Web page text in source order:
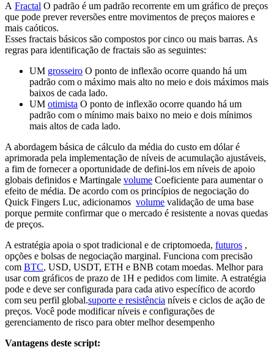
A Fractal O padrão é um padrão recorrente em um gráfico de preços
que pode prever reversões entre movimentos de preços maiores e
mais caóticos.
Esses fractais básicos são compostos por cinco ou mais barras. As
regras para identificação de fractais são as seguintes:
UM grosseiro O ponto de inflexão ocorre quando há um
padrão com o máximo mais alto no meio e dois máximos mais
baixos de cada lado.
UM otimista O ponto de inflexão ocorre quando há um
padrão com o mínimo mais baixo no meio e dois mínimos
mais altos de cada lado.
A abordagem básica de cálculo da média do custo em dólar é
aprimorada pela implementação de níveis de acumulação ajustáveis,
a fim de fornecer a oportunidade de defini-los em níveis de apoio
globais definidos e Martingale volume Coeficiente para aumentar o
efeito de média. De acordo com os princípios de negociação do
Quick Fingers Luc, adicionamos volume validação de uma base
porque permite confirmar que o mercado é resistente a novas quedas
de preços.
A estratégia apoia o spot tradicional e de criptomoeda, futuros ,
opções e bolsas de negociação marginal. Funciona com precisão
com BTC, USD, USDT, ETH e BNB cotam moedas. Melhor para
usar com gráficos de prazo de 1H e pedidos com limite. A estratégia
pode e deve ser configurada para cada ativo específico de acordo
com seu perfil global.suporte e resistência níveis e ciclos de ação de
preços. Você pode modificar níveis e configurações de
gerenciamento de risco para obter melhor desempenho
Vantagens deste script: